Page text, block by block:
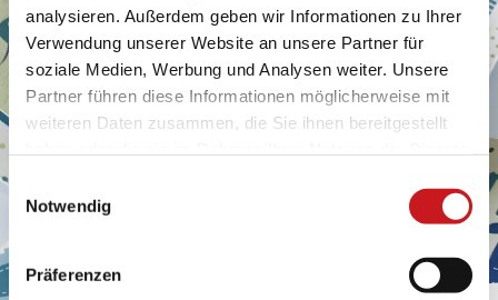
analysieren. Außerdem geben wir Informationen zu Ihrer
Verwendung unserer Website an unsere Partner für
soziale Medien, Werbung und Analysen weiter. Unsere
Partner führen diese Informationen möglicherweise mit
weiteren Daten zusammen, die Sie ihnen bereitgestellt
Datenschutzhinweisen
mehr darüber, wer wir sind, wie
personenbezogene Daten verarbeiten. Hier geht’s zum
Impressum.
Einwilligungsauswahl
Notwendig
Präferenzen